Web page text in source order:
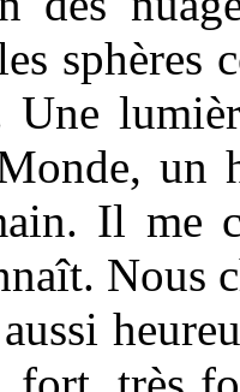
sphères
Une
un
Il me
Nous